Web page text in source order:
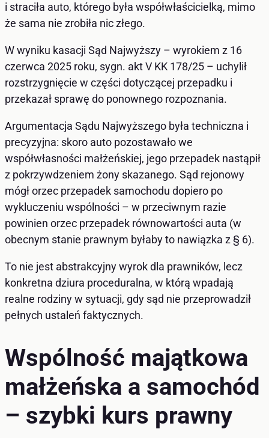
i straciła auto, którego była współwłaścicielką, mimo
że sama nie zrobiła nic złego.
W wyniku kasacji Sąd Najwyższy – wyrokiem z 16
czerwca 2025 roku, sygn. akt V KK 178/25 – uchylił
rozstrzygnięcie w części dotyczącej przepadku i
przekazał sprawę do ponownego rozpoznania.
Argumentacja Sądu Najwyższego była techniczna i
precyzyjna: skoro auto pozostawało we
współwłasności małżeńskiej, jego przepadek nastąpił
z pokrzywdzeniem żony skazanego. Sąd rejonowy
mógł orzec przepadek samochodu dopiero po
wykluczeniu wspólności – w przeciwnym razie
powinien orzec przepadek równowartości auta (w
obecnym stanie prawnym byłaby to nawiązka z § 6).
To nie jest abstrakcyjny wyrok dla prawników, lecz
konkretna dziura proceduralna, w którą wpadają
realne rodziny w sytuacji, gdy sąd nie przeprowadził
pełnych ustaleń faktycznych.
Wspólność majątkowa
małżeńska a samochód
– szybki kurs prawny